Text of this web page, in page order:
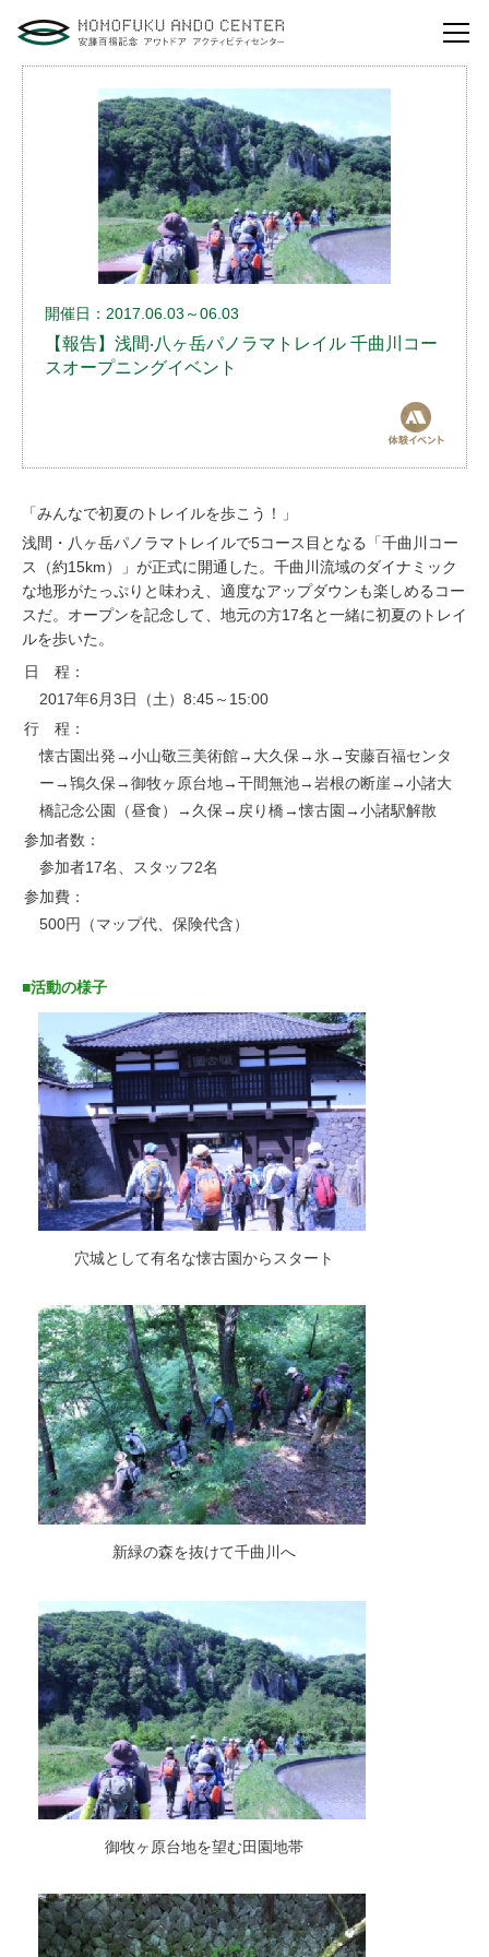
自然体験活動とは？
安藤百福センターの役割とビジョン
研修・講演
体験イベント
安藤百福センターの ご案内
お問い合わせ
開催日：2017.06.03～06.03
【報告】浅間‧八ヶ岳パノラマトレイル 千曲川コー
スオープニングイベント
「みんなで初夏のトレイルを歩こう！」
浅間・八ヶ岳パノラマトレイルで5コース目となる「千曲川コー
ス（約15km）」が正式に開通した。千曲川流域のダイナミック
な地形がたっぷりと味わえ、適度なアップダウンも楽しめるコー
スだ。オープンを記念して、地元の方17名と一緒に初夏のトレイ
ルを歩いた。
日 程：
2017年6月3日（土）8:45～15:00
行 程：
懐古園出発→小山敬三美術館→大久保→氷→安藤百福センタ
ー→鴇久保→御牧ヶ原台地→干間無池→岩根の断崖→小諸大
橋記念公園（昼食）→久保→戻り橋→懐古園→小諸駅解散
参加者数：
参加者17名、スタッフ2名
参加費：
500円（マップ代、保険代含）
■活動の様子
穴城として有名な懐古園からスタート
新緑の森を抜けて千曲川へ
御牧ヶ原台地を望む田園地帯